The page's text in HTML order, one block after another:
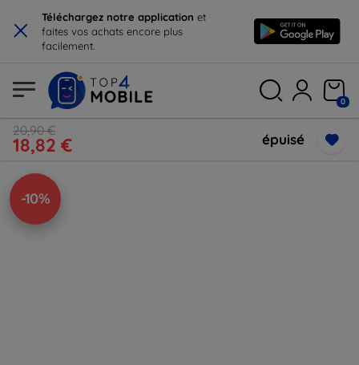
× Téléchargez notre application et
faites vos achats encore plus
facilement.
0
20,90 €
18,82 € épuisé
-10%